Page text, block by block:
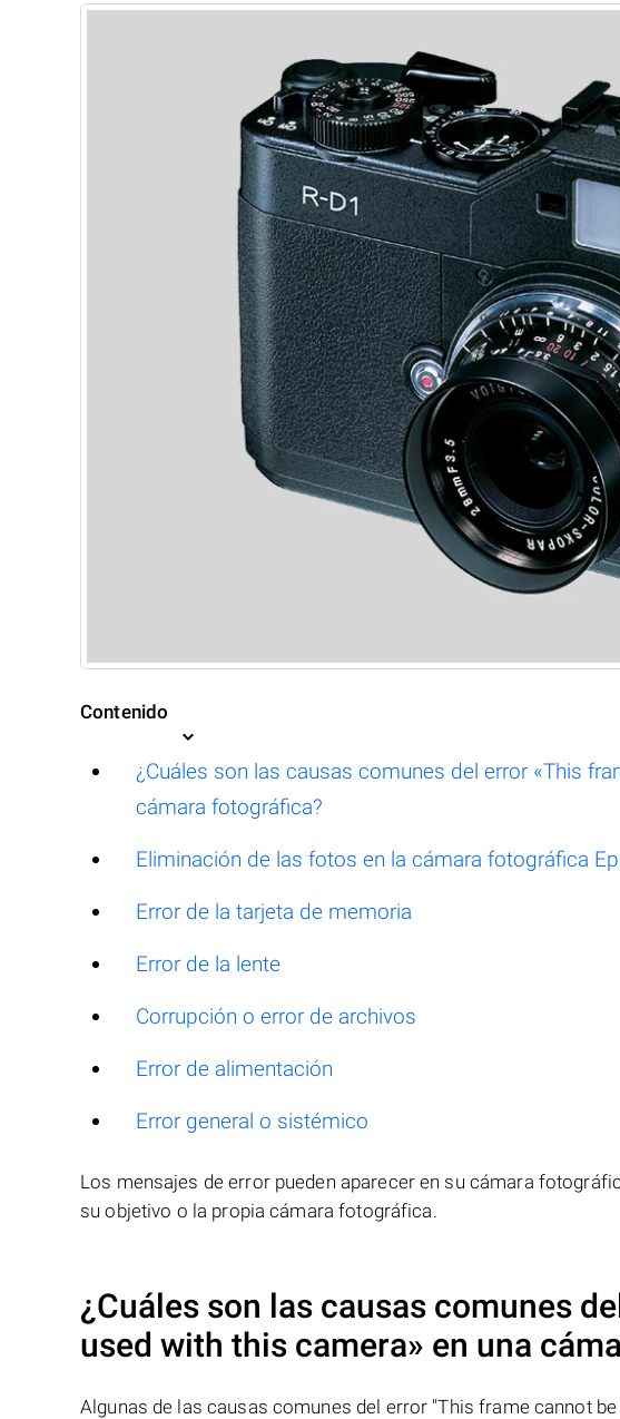
Contenido
¿Cuáles son las causas comunes del error «This
cámara fotográfica?
Eliminación de las fotos en la cámara fotográfica
Error de la tarjeta de memoria
Error de la lente
Corrupción o error de archivos
Error de alimentación
Error general o sistémico
Los mensajes de error pueden aparecer en su cámara
su objetivo o la propia cámara fotográfica.
¿Cuáles son las causas comunes
used with this camera» en una
Algunas de las causas comunes del error "This frame cannot